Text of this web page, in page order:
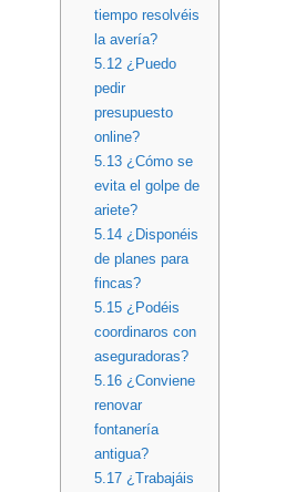
tiempo resolvéis
la avería?
5.12¿Puedo
pedir
presupuesto
online?
5.13¿Cómo se
evita el golpe de
ariete?
5.14¿Disponéis
de planes para
fincas?
5.15¿Podéis
coordinaros con
aseguradoras?
5.16¿Conviene
renovar
fontanería
antigua?
5.17¿Trabajáis